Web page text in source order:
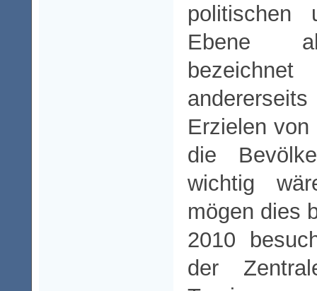
politischen
Ebene
Erzielen
die
wichtig
mögen dies
2010
der